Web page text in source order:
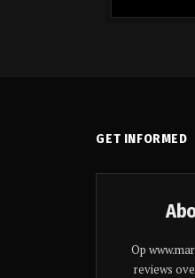
GET INFORMED
Op
reviews